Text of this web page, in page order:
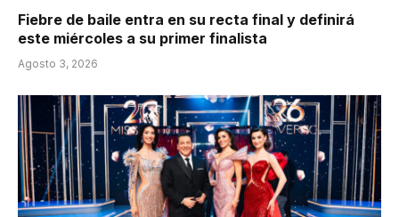
Fiebre de baile entra en su recta final y definirá
este miércoles a su primer finalista
Agosto 3, 2026